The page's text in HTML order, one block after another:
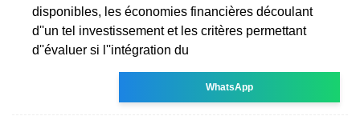
disponibles, les économies financières découlant
d''un tel investissement et les critères permettant
d''évaluer si l''intégration du
WhatsApp